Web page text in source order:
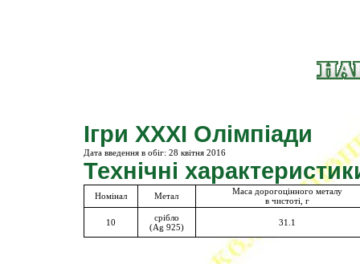
Ігри ХХХІ Олімпіади
Дата введення в обіг: 28 квiтня 2016
Технічні
Номінал Метал
Маса дорогоцінного металу
в чистоті, г
10
срібло
(Ag 925)
31.1